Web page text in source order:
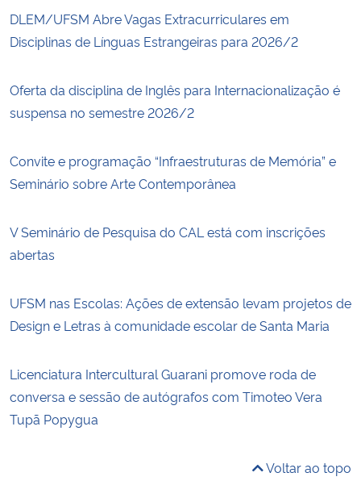
DLEM/UFSM Abre Vagas Extracurriculares em
Disciplinas de Línguas Estrangeiras para 2026/2
Oferta da disciplina de Inglês para Internacionalização é
suspensa no semestre 2026/2
Convite e programação “Infraestruturas de Memória” e
Seminário sobre Arte Contemporânea
V Seminário de Pesquisa do CAL está com inscrições
abertas
UFSM nas Escolas: Ações de extensão levam projetos de
Design e Letras à comunidade escolar de Santa Maria
Licenciatura Intercultural Guarani promove roda de
conversa e sessão de autógrafos com Timoteo Vera
Tupã Popygua
Voltar ao topo